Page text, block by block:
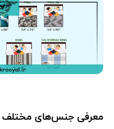
معرفی جنس‌های